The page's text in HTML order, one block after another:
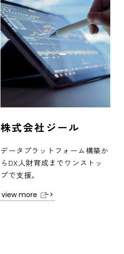
株式会社ジール
データプラットフォーム構築か
らDX人財育成までワンストッ
プで支援。
view more